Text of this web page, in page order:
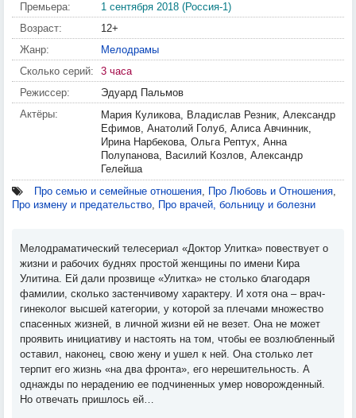
Премьера:
1 сентября 2018 (Россия-1)
Возраст:
12+
Жанр:
Мелодрамы
Сколько серий:
3 часа
Режиссер:
Эдуард Пальмов
Актёры:
Мария Куликова, Владислав Резник, Александр
Ефимов, Анатолий Голуб, Алиса Авчинник,
Ирина Нарбекова, Ольга Рептух, Анна
Полупанова, Василий Козлов, Александр
Гелейша
Про семью и семейные отношения, Про Любовь и Отношения,
Про измену и предательство, Про врачей, больницу и болезни
Мелодраматический телесериал «Доктор Улитка» повествует о
жизни и рабочих буднях простой женщины по имени Кира
Улитина. Ей дали прозвище «Улитка» не столько благодаря
фамилии, сколько застенчивому характеру. И хотя она – врач-
гинеколог высшей категории, у которой за плечами множество
спасенных жизней, в личной жизни ей не везет. Она не может
проявить инициативу и настоять на том, чтобы ее возлюбленный
оставил, наконец, свою жену и ушел к ней. Она столько лет
терпит его жизнь «на два фронта», его нерешительность. А
однажды по нерадению ее подчиненных умер новорожденный.
Но отвечать пришлось ей…